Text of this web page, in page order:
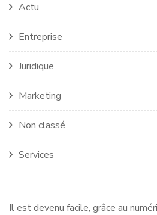
Actu
Entreprise
Juridique
Marketing
Non classé
Services
Il est devenu facile, grâce au